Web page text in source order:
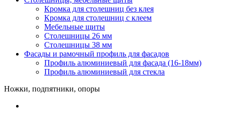
Кромка для столешниц без клея
Кромка для столешниц с клеем
Мебельные щиты
Столешницы 26 мм
Столешницы 38 мм
Фасады и рамочный профиль для фасадов
Профиль алюминиевый для фасада (16-18мм)
Профиль алюминиевый для стекла
Ножки, подпятники, опоры